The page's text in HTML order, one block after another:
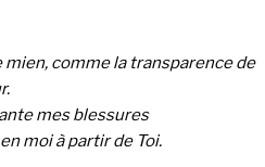
mien, comme la transparence de
mes blessures
moi à partir de Toi.